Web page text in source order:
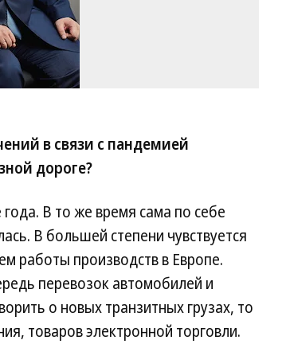
в связи с пандемией
дороге?
В то же время сама по себе
В большей степени чувствуется
работы производств в Европе.
перевозок автомобилей и
о новых транзитных грузах, то
товаров электронной торговли.